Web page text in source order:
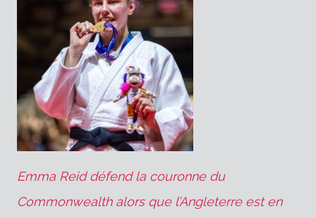
Emma Reid défend la couronne du
Commonwealth alors que l’Angleterre est en